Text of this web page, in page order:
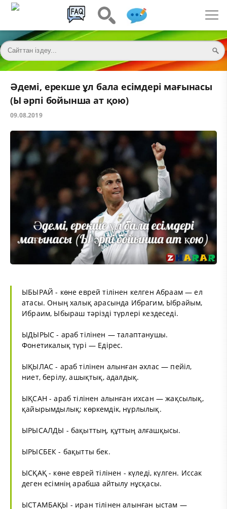
Әдемі, ерекше ұл бала есімдері мағынасы
(Ы әрпі бойынша ат қою)
09.08.2019
ЫБЫРАЙ - көне еврей тілінен келген Абраам — ел
атасы. Оның халық арасында Ибрагим, Ыбрайым,
Ибраим, Ыбыраш тәрізді түрлері кездеседі.
ЫДЫРЫС - араб тілінен — талаптанушы.
Фонетикалық түрі — Едірес.
ЫҚЫЛАС - араб тілінен алынған әхлас — пейіл,
ниет, берілу, ашықтық, адалдық.
ЫҚСАН - араб тілінен алынған ихсан — жақсылық,
қайырымдылық; көркемдік, нұрлылық.
ЫРЫСАЛДЫ - бақыттың, құттың алғашқысы.
ЫРЫСБЕК - бақытты бек.
ЫСҚАҚ - көне еврей тілінен - күледі, күлген. Иссак
деген есімнің арабша айтылу нұсқасы.
ЫСТАМБАҚЫ - иран тілінен алынған ыстам —